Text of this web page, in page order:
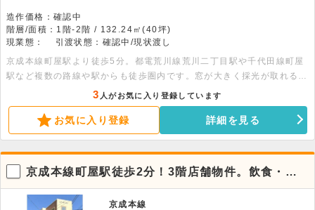
造作価格：確認中
階層/面積：1階-2階 / 132.24㎡(40坪)
現業態：
引渡状態：確認中/現状渡し
京成本線町屋駅より徒歩5分。都電荒川線荒川二丁目駅や千代田線町屋
駅など複数の路線や駅からも徒歩圏内です。窓が大きく採光が取れる物
件です。道路に面したシャッター付き出入口があります。
3 人がお気に入り登録しています
お気に入り登録 詳細を見る
京成本線町屋駅徒歩2分！3階店舗物件。飲食・携
帯ショップ不可。
京成本線